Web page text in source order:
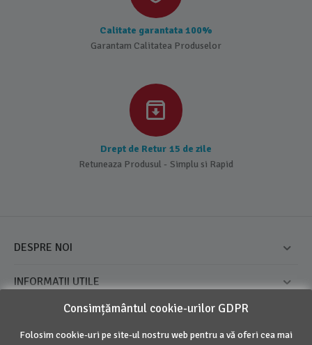
Calitate garantata 100%
Garantam Calitatea Produselor
Drept de Retur 15 de zile
Retuneaza Produsul - Simplu si Rapid
DESPRE NOI
INFORMATII UTILE
CONTUL MEUConsimțământul cookie-urilor GDPR
Folosim cookie-uri pe site-ul nostru web pentru a vă oferi cea mai